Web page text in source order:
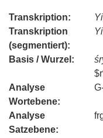
Transkription:
Transkription
(segmentiert):
Basis / Wurzel:
Analyse
Wortebene:
Analyse
Satzebene: